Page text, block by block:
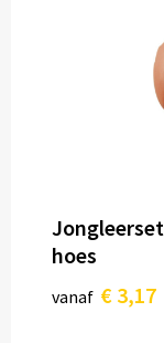
hoes
vanaf € 3,17